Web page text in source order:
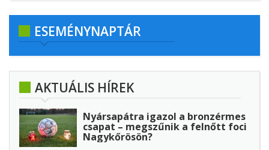
ESEMÉNYNAPTÁR
AKTUÁLIS HÍREK
Nyársapátra igazol a bronzérmes
csapat – megszűnik a felnőtt foci
Nagykőrösön?